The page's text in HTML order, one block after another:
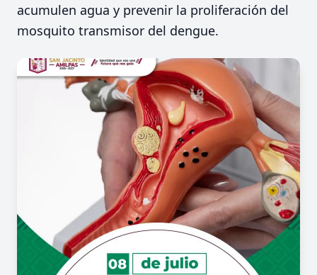
acumulen agua y prevenir la proliferación del
mosquito transmisor del dengue.